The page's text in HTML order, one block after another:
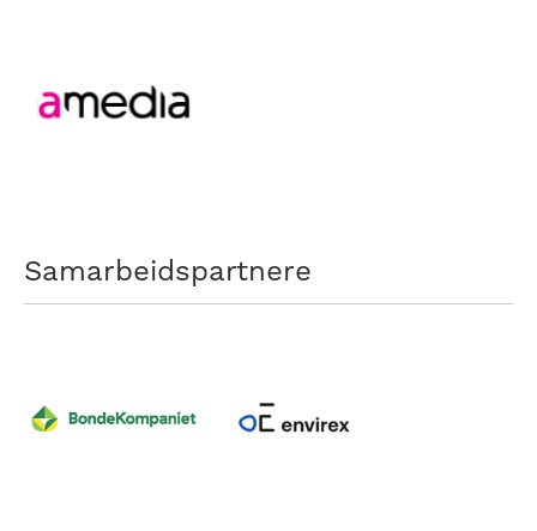
Samarbeidspartnere